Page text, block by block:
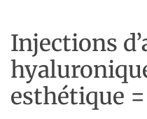
Injections
esthétique